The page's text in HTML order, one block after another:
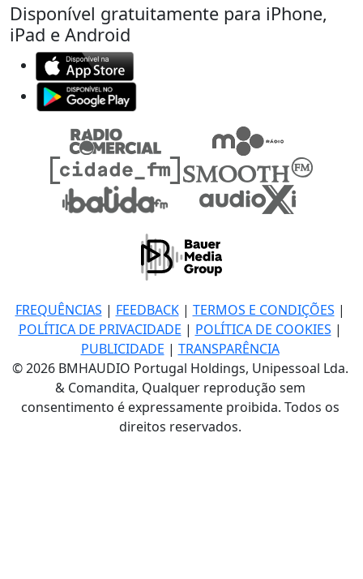
Disponível gratuitamente para iPhone,
iPad e Android
FREQUÊNCIAS | FEEDBACK| TERMOS E CONDIÇÕES |
POLÍTICA DE PRIVACIDADE | POLÍTICA DE COOKIES |
PUBLICIDADE | TRANSPARÊNCIA
© 2026 BMHAUDIO Portugal Holdings, Unipessoal Lda.
& Comandita, Qualquer reprodução sem
consentimento é expressamente proibida. Todos os
direitos reservados.